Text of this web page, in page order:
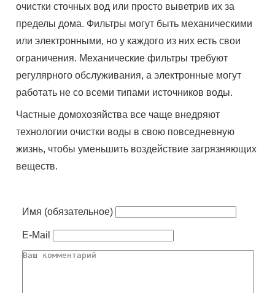
очистки сточных вод или просто выветрив их за
пределы дома. Фильтры могут быть механическими
или электронными, но у каждого из них есть свои
ограничения. Механические фильтры требуют
регулярного обслуживания, а электронные могут
работать не со всеми типами источников воды.
Частные домохозяйства все чаще внедряют
технологии очистки воды в свою повседневную
жизнь, чтобы уменьшить воздействие загрязняющих
веществ.
Имя (обязательное)
E-Mail